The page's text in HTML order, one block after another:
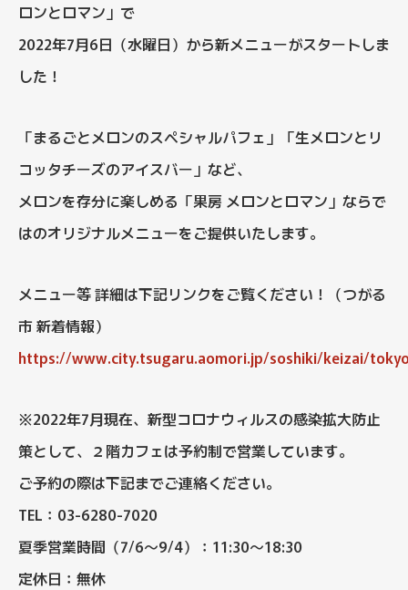
ロンとロマン」で
2022年7月6日（水曜日）から新メニューがスタートしま
した！
「まるごとメロンのスペシャルパフェ」「生メロンとリ
コッタチーズのアイスバー」など、
メロンを存分に楽しめる「果房 メロンとロマン」ならで
はのオリジナルメニューをご提供いたします。
メニュー等 詳細は下記リンクをご覧ください！（つがる
市 新着情報）
https://www.city.tsugaru.aomori.jp/soshiki/keizai/
※2022年7月現在、新型コロナウィルスの感染拡大防止
策として、２階カフェは予約制で営業しています。
ご予約の際は下記までご連絡ください。
TEL：03-6280-7020
夏季営業時間（7/6～9/4）：11:30～18:30
定休日：無休